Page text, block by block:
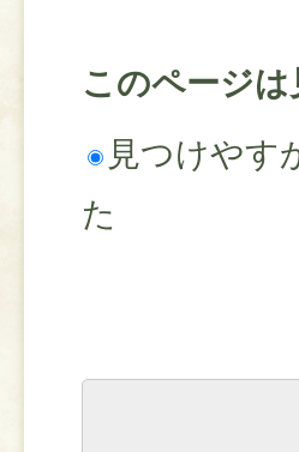
このページ
見つけやす
た